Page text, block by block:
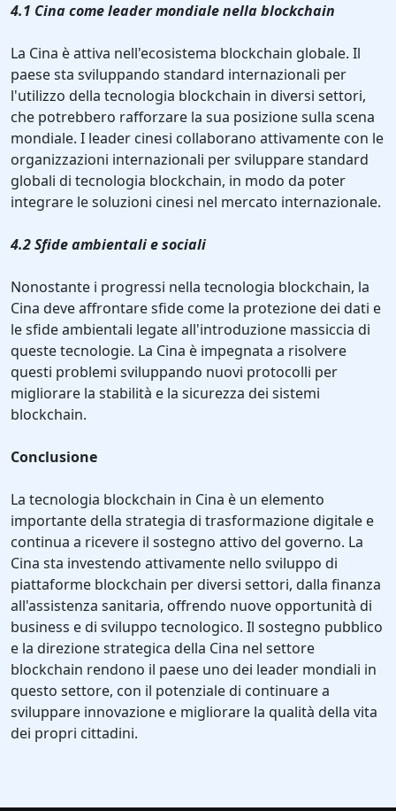
4.1 Cina come leader mondiale nella blockchain
La Cina è attiva nell'ecosistema blockchain globale. Il
paese sta sviluppando standard internazionali per
l'utilizzo della tecnologia blockchain in diversi settori,
che potrebbero rafforzare la sua posizione sulla scena
mondiale. I leader cinesi collaborano attivamente con le
organizzazioni internazionali per sviluppare standard
globali di tecnologia blockchain, in modo da poter
integrare le soluzioni cinesi nel mercato internazionale.
4.2 Sfide ambientali e sociali
Nonostante i progressi nella tecnologia blockchain, la
Cina deve affrontare sfide come la protezione dei dati e
le sfide ambientali legate all'introduzione massiccia di
queste tecnologie. La Cina è impegnata a risolvere
questi problemi sviluppando nuovi protocolli per
migliorare la stabilità e la sicurezza dei sistemi
blockchain.
Conclusione
La tecnologia blockchain in Cina è un elemento
importante della strategia di trasformazione digitale e
continua a ricevere il sostegno attivo del governo. La
Cina sta investendo attivamente nello sviluppo di
piattaforme blockchain per diversi settori, dalla finanza
all'assistenza sanitaria, offrendo nuove opportunità di
business e di sviluppo tecnologico. Il sostegno pubblico
e la direzione strategica della Cina nel settore
blockchain rendono il paese uno dei leader mondiali in
questo settore, con il potenziale di continuare a
sviluppare innovazione e migliorare la qualità della vita
dei propri cittadini.